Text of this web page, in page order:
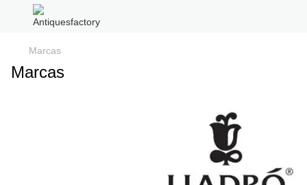
Marcas
Marcas